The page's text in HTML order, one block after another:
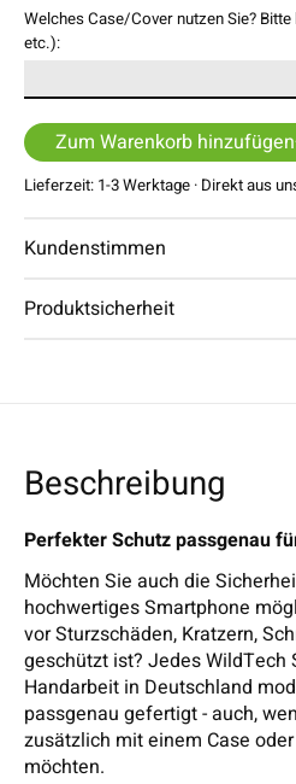
Welches Case/Cover nutzen Sie?
etc.):
Zum Warenkorb hinzufügen
Lieferzeit: 1-3 Werktage · Direkt aus
Kundenstimmen
Produktsicherheit
Beschreibung
Perfekter Schutz passgenau
Möchten Sie auch die
hochwertiges Smartphone
vor Sturzschäden, Kratzern,
geschützt ist? Jedes WildTech
Handarbeit in Deutschland
passgenau gefertigt - auch,
zusätzlich mit einem Case
möchten.